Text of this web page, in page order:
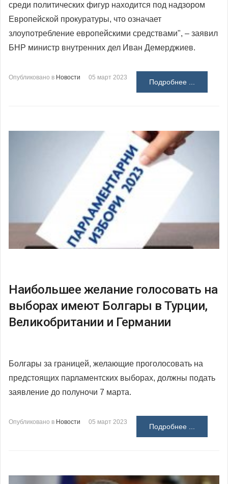
среди политических фигур находится под надзором
Европейской прокуратуры, что означает
злоупотребление европейскими средствами", – заявил
БНР министр внутренних дел Иван Демерджиев.
Опубликовано в Новости 05 март 2023
Подробнее ...
Наибольшее желание голосовать на
выборах имеют Болгары в Турции,
Великобритании и Германии
Болгары за границей, желающие проголосовать на
предстоящих парламентских выборах, должны подать
заявление до полуночи 7 марта.
Опубликовано в Новости 05 март 2023
Подробнее ...